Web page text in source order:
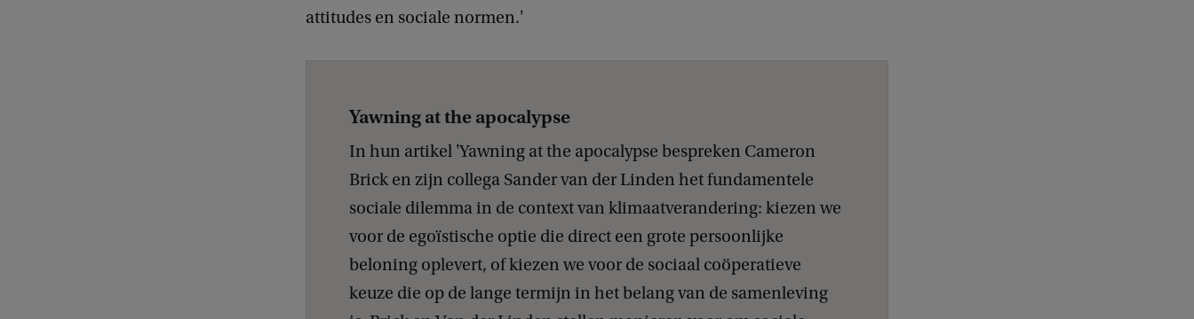
attitudes en sociale normen.'
Yawning at the apocalypse
In hun artikel 'Yawning at the apocalypse bespreken Cameron
Brick en zijn collega Sander van der Linden het fundamentele
sociale dilemma in de context van klimaatverandering: kiezen we
voor de egoïstische optie die direct een grote persoonlijke
beloning oplevert, of kiezen we voor de sociaal coöperatieve
keuze die op de lange termijn in het belang van de samenleving